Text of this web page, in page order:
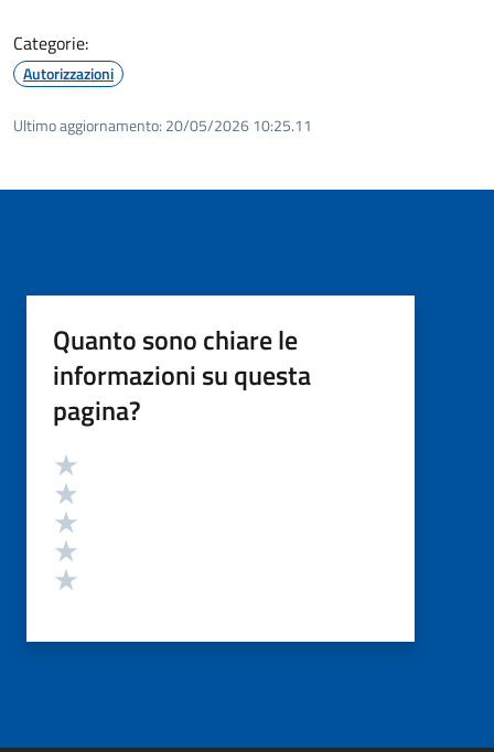
Categorie:
Autorizzazioni
Ultimo aggiornamento: 20/05/2026 10:25.11
Quanto sono chiare le
informazioni su questa
pagina?
Valutazione